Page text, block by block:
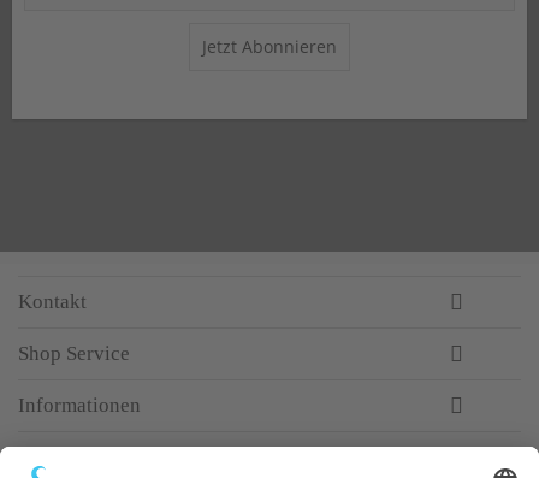
Jetzt Abonnieren
Kontakt
Shop Service
Informationen